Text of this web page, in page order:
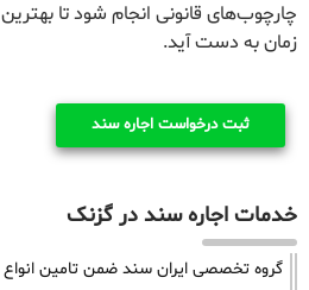
چارچوب‌های قانونی انجام شود تا
زمان به دست آید.
ثبت درخواست اجاره سند
خدمات اجاره سند در گزنک
گروه تخصصی ایران سند ضمن تامین انواع